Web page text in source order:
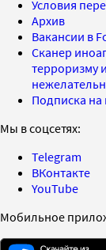
Условия
Архив
Вакансии в
Сканер
терроризму
Подписка
Мы в соцсетях:
Telegram
ВКонтакте
YouTube
Мобильное